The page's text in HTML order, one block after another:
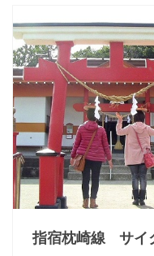
指宿枕崎線 サイ